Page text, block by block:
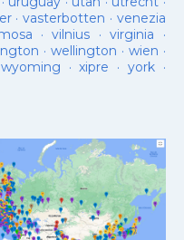
· vasterbotten · venezia
·vilnius ·virginia ·
· wellington · wien ·
wyoming ·xipre · york·